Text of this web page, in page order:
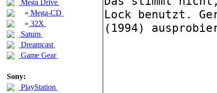
Mega Drive
» Mega-CD
» 32X
Saturn
Dreamcast
Game Gear
Sony:
PlayStation